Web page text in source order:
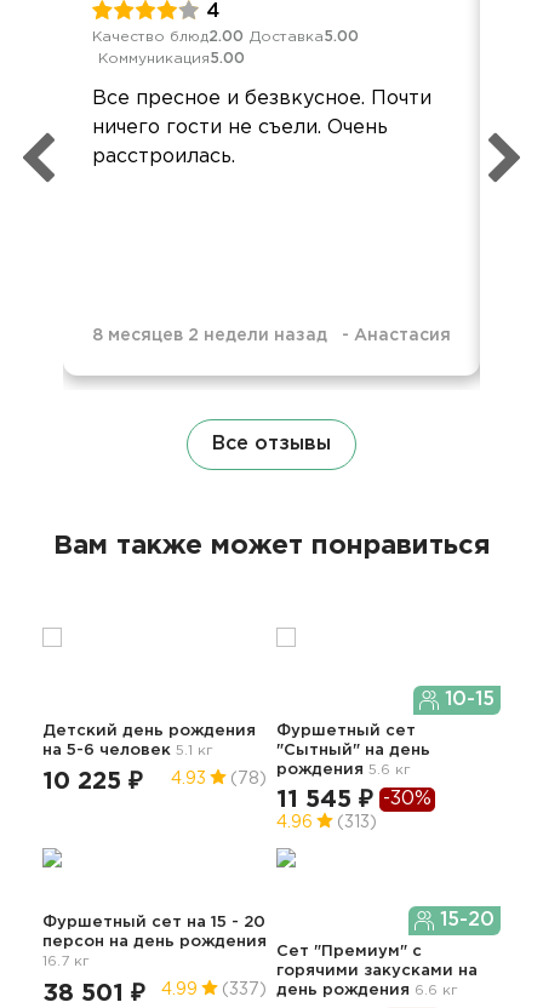
4
Качество блюд2.00 Доставка5.00
Коммуникация5.00
Все пресное и безвкусное. Почти
ничего гости не съели. Очень
расстроилась.
8 месяцев 2 недели назад - Анастасия
Все отзывы
Вам также может понравиться
Детский день рождения
на 5-6 человек 5.1 кг
10 225 ₽ 4.93 (78)
10-15
Фуршетный сет
"Сытный" на день
рождения 5.6 кг
11 545 ₽ -30%
4.96 (313)
Фуршетный сет на 15 - 20
персон
на день рождения
16.7 кг
38 501 ₽ 4.99 (337)
15-20
Сет "Премиум" с
горячими закусками
на
день рождения
6.6 кг